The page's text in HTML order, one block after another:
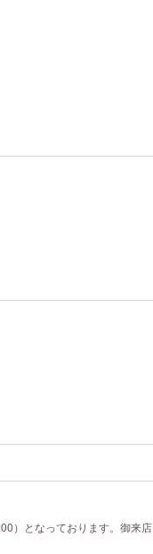
）となっております。御来店